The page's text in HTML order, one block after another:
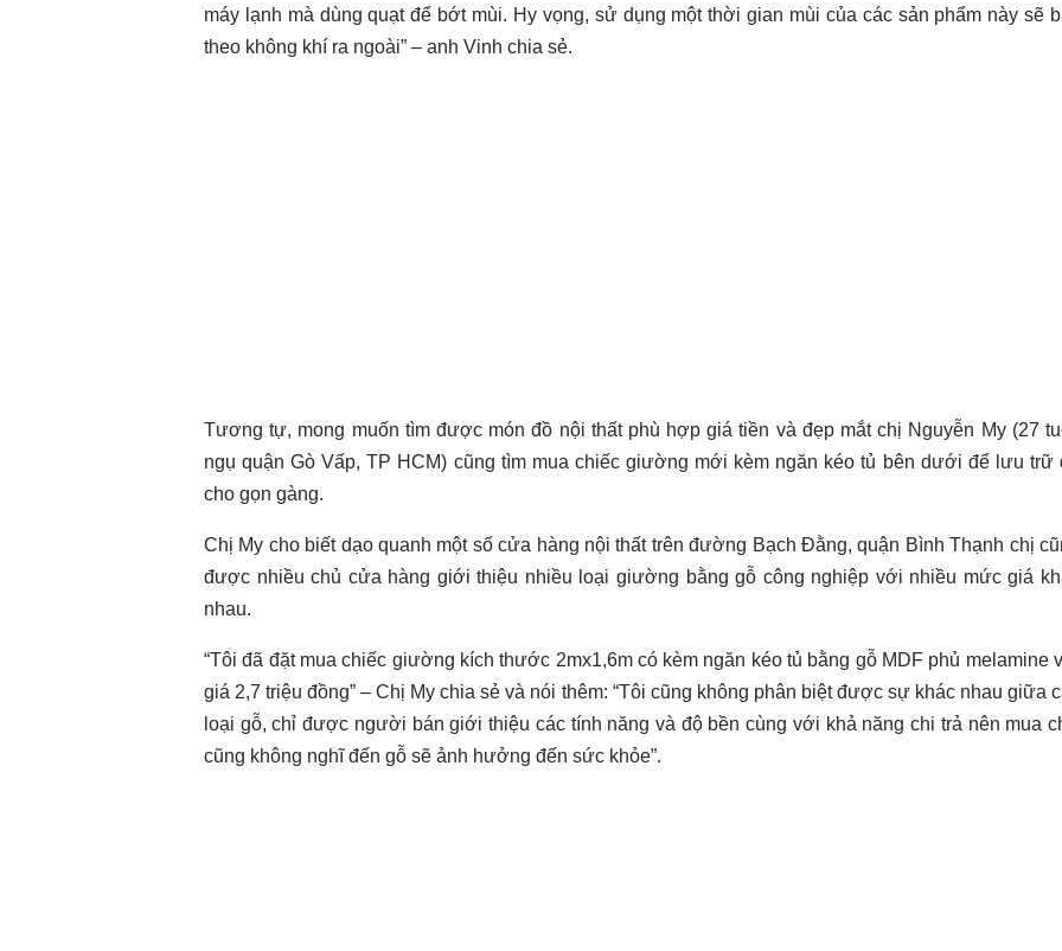
máy lạnh mà dùng quạt để bớt mùi. Hy vọng, sử dụng một thời gian mùi của các sản phẩm này sẽ
theo không khí ra ngoài” – anh Vinh chia sẻ.
Tương tự, mong muốn tìm được món đồ nội thất phù hợp giá tiền và đẹp mắt chị Nguyễn My (27
ngụ quận Gò Vấp, TP HCM) cũng tìm mua chiếc giường mới kèm ngăn kéo tủ bên dưới để lưu trữ
cho gọn gàng.
Chị My cho biết dạo quanh một số cửa hàng nội thất trên đường Bạch Đằng, quận Bình Thạnh chị
được nhiều chủ cửa hàng giới thiệu nhiều loại giường bằng gỗ công nghiệp với nhiều mức giá
nhau.
“Tôi đã đặt mua chiếc giường kích thước 2mx1,6m có kèm ngăn kéo tủ bằng gỗ MDF phủ melamine
giá 2,7 triệu đồng” – Chị My chia sẻ và nói thêm: “Tôi cũng không phân biệt được sự khác nhau giữa
loại gỗ, chỉ được người bán giới thiệu các tính năng và độ bền cùng với khả năng chi trả nên mua
cũng không nghĩ đến gỗ sẽ ảnh hưởng đến sức khỏe”.